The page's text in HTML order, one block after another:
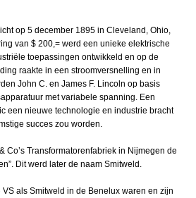
op 5 december 1895 in Cleveland, Ohio,
van $ 200,= werd een unieke elektrische
toepassingen ontwikkeld en op de
raakte in een stroomversnelling en in
John C. en James F. Lincoln op basis
met variabele spanning. Een
een nieuwe technologie en industrie bracht
succes zou worden.
Co’s Transformatorenfabriek in Nijmegen de
Dit werd later de naam Smitweld.
als Smitweld in de Benelux waren en zijn